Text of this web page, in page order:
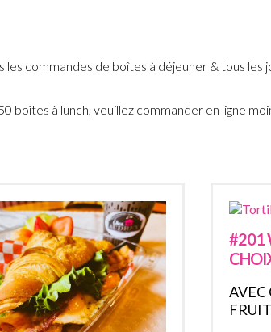
les commandes de boîtes à déjeuner & tous les
boîtes à lunch, veuillez commander en ligne
#201
AVEC